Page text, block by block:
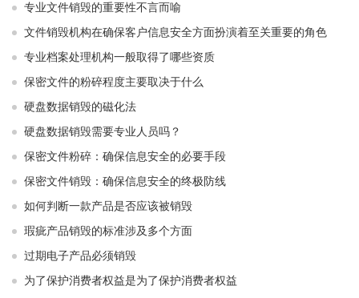
专业文件销毁的重要性不言而喻
文件销毁机构在确保客户信息安全方面扮演着至关重要的角色
专业档案处理机构一般取得了哪些资质
保密文件的粉碎程度主要取决于什么
硬盘数据销毁的磁化法
硬盘数据销毁需要专业人员吗？
保密文件粉碎：确保信息安全的必要手段
保密文件销毁：确保信息安全的终极防线
如何判断一款产品是否应该被销毁
瑕疵产品销毁的标准涉及多个方面
过期电子产品必须销毁
为了保护消费者权益是为了保护消费者权益